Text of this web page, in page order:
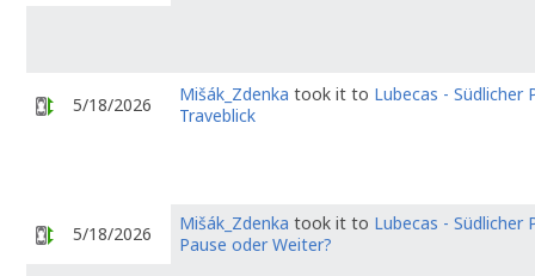
5/18/2026 Mišák_Zdenka took it to Lubecas - Südlicher
Traveblick
5/18/2026 Mišák_Zdenka took it to Lubecas - Südlicher
Pause oder Weiter?